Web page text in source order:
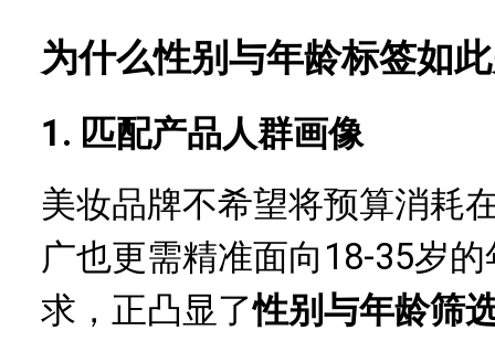
为什么性别与年龄标签如
1. 匹配产品人群画像
美妆品牌不希望将预算消耗
广也更需精准面向 18-35岁
求，正凸显了性别与年龄筛